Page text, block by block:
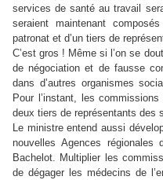
services de santé au travail
seraient maintenant
patronat et d’un tiers de
C’est gros ! Même si l’on se
de négociation et de fausse
dans d’autres organismes
Pour l’instant, les
deux tiers de représentants des
Le ministre entend aussi
nouvelles Agences
Bachelot. Multiplier les
de dégager les médecins de